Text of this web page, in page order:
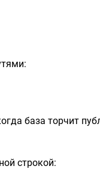
база торчит
строкой: